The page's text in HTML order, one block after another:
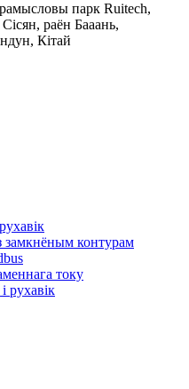
парк Ruitech,
раён Бааань,
Кітай
замкнёным контурам
току
рухавік